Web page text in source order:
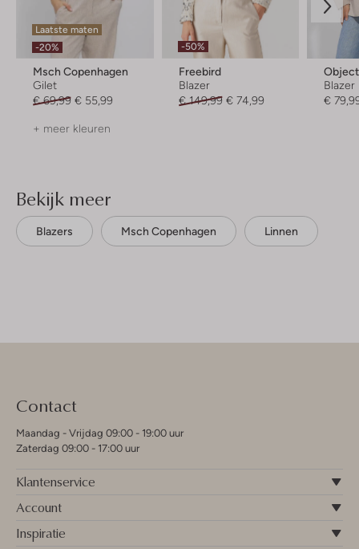
Laatste maten
-20%
Msch Copenhagen
Gilet
€ 69,99 € 55,99
+ meer kleuren
-50%
Freebird
Blazer
€ 149,99 € 74,99
Object
Blazer
€
Bekijk meer
Blazers Msch Copenhagen Linnen
Contact
Maandag - Vrijdag 09:00 - 19:00 uur
Zaterdag 09:00 - 17:00 uur
Klantenservice
Account
Inspiratie